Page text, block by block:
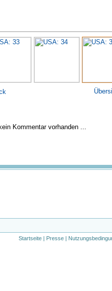
Kommentar vorhanden ...
Startseite | Presse |